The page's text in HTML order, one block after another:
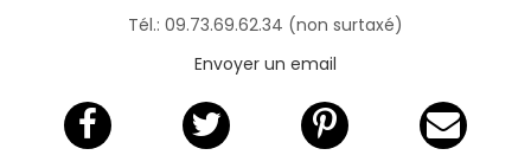
Tél.: 09.73.69.62.34 (non surtaxé)
Envoyer un email